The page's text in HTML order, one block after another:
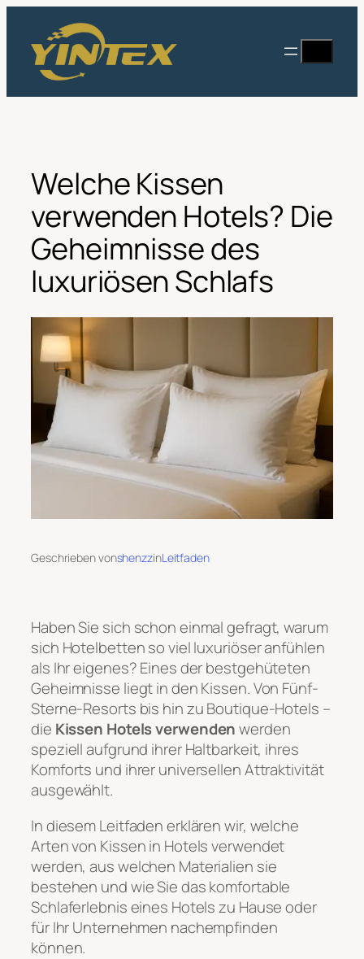
springen
Welche Kissen
verwenden Hotels? Die
Geheimnisse des
luxuriösen Schlafs
Geschrieben vonshenzzinLeitfaden
Haben Sie sich schon einmal gefragt, warum
sich Hotelbetten so viel luxuriöser anfühlen
als Ihr eigenes? Eines der bestgehüteten
Geheimnisse liegt in den Kissen. Von Fünf-
Sterne-Resorts bis hin zu Boutique-Hotels –
die Kissen Hotels verwendenwerden
speziell aufgrund ihrer Haltbarkeit, ihres
Komforts und ihrer universellen Attraktivität
ausgewählt.
In diesem Leitfaden erklären wir, welche
Arten von Kissen in Hotels verwendet
werden, aus welchen Materialien sie
bestehen und wie Sie das komfortable
Schlaferlebnis eines Hotels zu Hause oder
für Ihr Unternehmen nachempfinden
können.